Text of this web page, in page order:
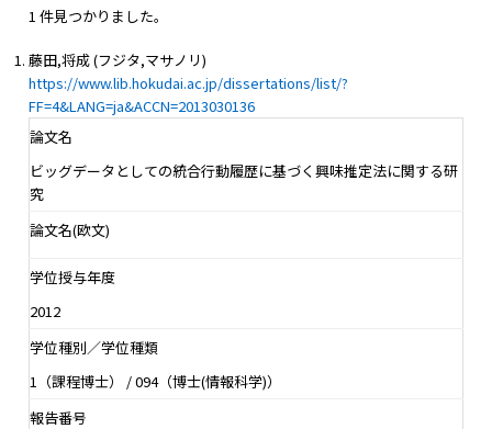
1 件見つかりました。
藤田,将成 (フジタ,マサノリ)
https://www.lib.hokudai.ac.jp/dissertations/list/?
FF=4&LANG=ja&ACCN=2013030136
論文名
ビッグデータとしての統合行動履歴に基づく興味推定法に関する研
究
論文名(欧文)
学位授与年度
2012
学位種別／学位種類
1（課程博士） / 094（博士(情報科学)）
報告番号